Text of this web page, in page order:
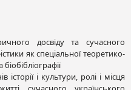
досвіду та сучасного
як спеціальної теоретико-
історії і культури, ролі і місця